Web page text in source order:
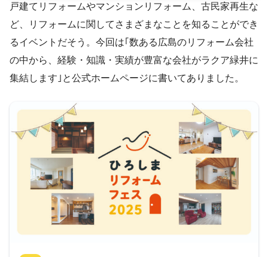
戸建てリフォームやマンションリフォーム、古民家再生な
ど、リフォームに関してさまざまなことを知ることができ
るイベントだそう。今回は｢数ある広島のリフォーム会社
の中から、経験・知識・実績が豊富な会社がラクア緑井に
集結します｣と公式ホームページに書いてありました。